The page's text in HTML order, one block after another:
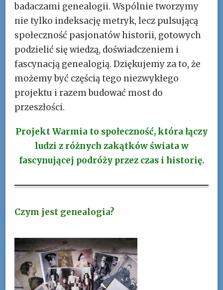
badaczami genealogii. Wspólnie tworzymy
nie tylko indeksację metryk, lecz pulsującą
społeczność pasjonatów historii, gotowych
podzielić się wiedzą, doświadczeniem i
fascynacją genealogią. Dziękujemy za to, że
możemy być częścią tego niezwykłego
projektu i razem budować most do
przeszłości.
Projekt Warmia to społeczność, która łączy
ludzi z różnych zakątków świata w
fascynującej podróży przez czas i historię.
Czym jest genealogia?